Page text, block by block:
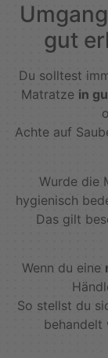
gut
Du solltest
Matratze in
Achte auf
Wurde die
hygienisch
Das gilt
Wenn du eine
So stellst du
behandelt